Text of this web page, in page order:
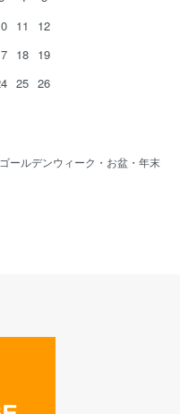
11
12
18 19
25 26
ールデンウィーク・お盆・年末